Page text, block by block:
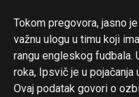
Tokom pregovora, jasno
važnu ulogu u timu koji
rangu engleskog fudbala.
roka, Ipsvič je u
Ovaj podatak govori o